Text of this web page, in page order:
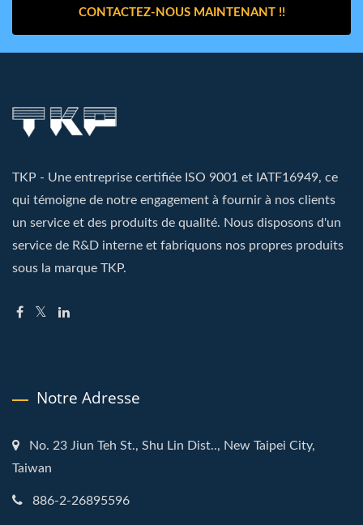
CONTACTEZ-NOUS MAINTENANT !!
TKP - Une entreprise certifiée ISO 9001 et IATF16949, ce
qui témoigne de notre engagement à fournir à nos clients
un service et des produits de qualité. Nous disposons d'un
service de R&D interne et fabriquons nos propres produits
sous la marque TKP.
Notre Adresse
No. 23 Jiun Teh St., Shu Lin Dist.., New Taipei City,
Taiwan
886-2-26895596